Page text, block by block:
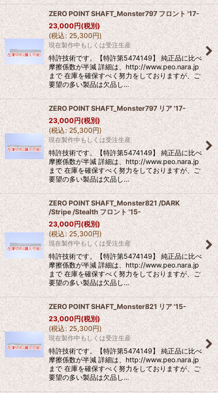
ZERO POINT SHAFT_Monster797 フロント '17-
23,000円(税別)
(税込: 25,300円)
現在製作中もしくは受注生産
特許技術です。【特許第5474149】 純正品に比べ
摩擦係数が半減 詳細は、http://www.peo.nara.jp
まで 在庫を確保すべく努力をしておりますが、ご
要望の多い製品は欠品し…
ZERO POINT SHAFT_Monster797 リア '17-
23,000円(税別)
(税込: 25,300円)
現在製作中もしくは受注生産
特許技術です。【特許第5474149】 純正品に比べ
摩擦係数が半減 詳細は、http://www.peo.nara.jp
まで 在庫を確保すべく努力をしておりますが、ご
要望の多い製品は欠品し…
ZERO POINT SHAFT_Monster821 /DARK
/Stripe /Stealth フロント '15-
23,000円(税別)
(税込: 25,300円)
現在製作中もしくは受注生産
特許技術です。【特許第5474149】 純正品に比べ
摩擦係数が半減 詳細は、http://www.peo.nara.jp
まで 在庫を確保すべく努力をしておりますが、ご
要望の多い製品は欠品し…
ZERO POINT SHAFT_Monster821 リア '15-
23,000円(税別)
(税込: 25,300円)
現在製作中もしくは受注生産
特許技術です。【特許第5474149】 純正品に比べ
摩擦係数が半減 詳細は、http://www.peo.nara.jp
まで 在庫を確保すべく努力をしておりますが、ご
要望の多い製品は欠品し…